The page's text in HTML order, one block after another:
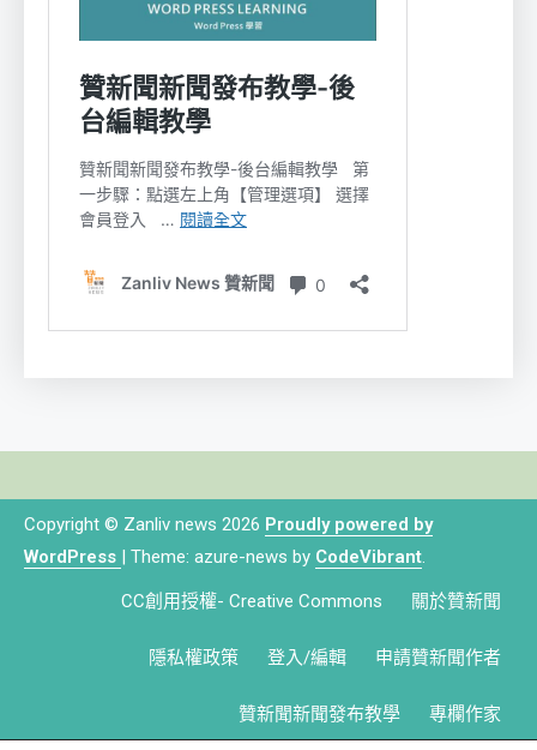
Copyright © Zanliv news 2026 Proudly powered by
WordPress | Theme: azure-news by CodeVibrant.
CC創用授權- Creative Commons 關於贊新聞
隱私權政策 登入/編輯 申請贊新聞作者
贊新聞新聞發布教學 專欄作家